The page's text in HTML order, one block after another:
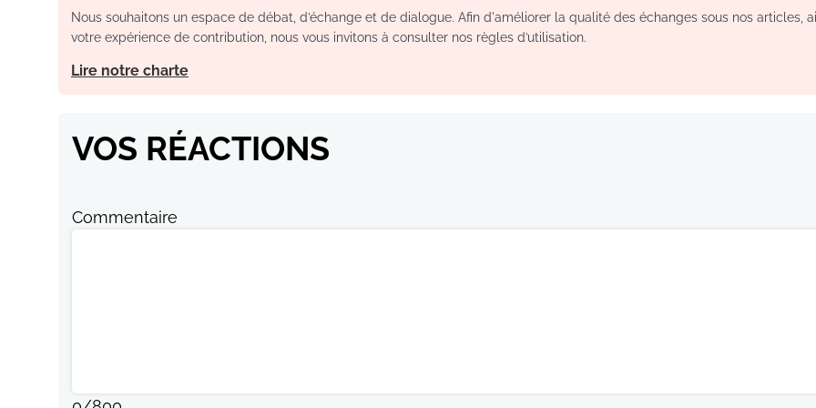
Nous souhaitons un espace de débat, d’échange et de dialogue. Afin d'améliorer la qualité des échanges sous nos articles,
votre expérience de contribution, nous vous invitons à consulter nos règles d’utilisation.
Lire notre charte
VOS RÉACTIONS
Commentaire